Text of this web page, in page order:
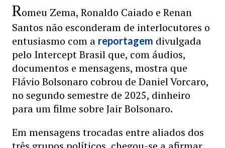
Romeu Zema, Ronaldo Caiado e Renan
Santos não esconderam de interlocutores o
entusiasmo com a reportagem divulgada
pelo Intercept Brasil que, com áudios,
documentos e mensagens, mostra que
Flávio Bolsonaro cobrou de Daniel Vorcaro,
no segundo semestre de 2025, dinheiro
para um filme sobre Jair Bolsonaro.
Em mensagens trocadas entre aliados dos